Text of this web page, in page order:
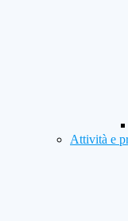
Attività e